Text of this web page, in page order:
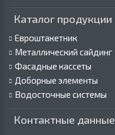
Каталог продукции
Евроштакетник
Металлический сайдинг
Фасадные кассеты
Доборные элементы
Водосточные системы
Контактные данные